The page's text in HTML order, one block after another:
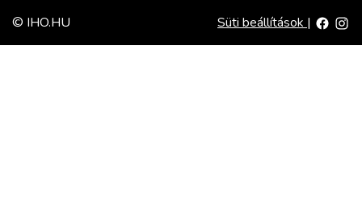
© IHO.HU Süti beállítások |